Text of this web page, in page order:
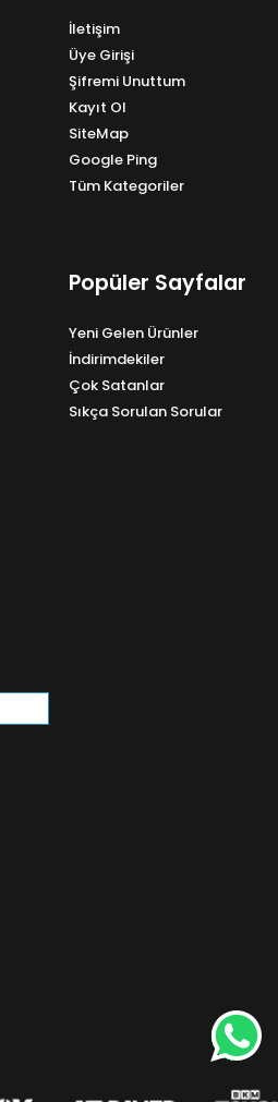
İletişim
Üye Girişi
Şifremi Unuttum
Kayıt Ol
SiteMap
Google Ping
Tüm Kategoriler
Popüler Sayfalar
Yeni Gelen Ürünler
İndirimdekiler
Çok Satanlar
Sıkça Sorulan Sorular